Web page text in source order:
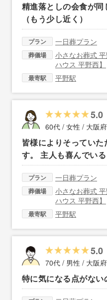
精進落としの会食が
（もう少し近く）
プラン 一日葬プラン
葬儀場
小さなお葬式
ハウス 平野西】
最寄駅 平野駅
5.0
60代 / 女性 / 大阪
皆様によりそってい
す。 主人も喜んでい
プラン 一日葬プラン
葬儀場
小さなお葬式
ハウス 平野西】
最寄駅 平野駅
5.0
70代 / 男性 / 大阪
特に気になる点がない